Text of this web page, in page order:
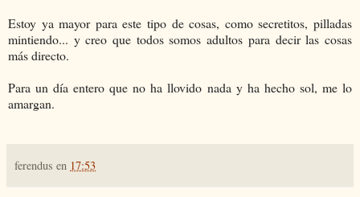
Estoy ya mayor para este tipo de cosas, como secretitos, pilladas
mintiendo... y creo que todos somos adultos para decir las cosas
más directo.
Para un día entero que no ha llovido nada y ha hecho sol, me lo
amargan.
ferendus en 17:53